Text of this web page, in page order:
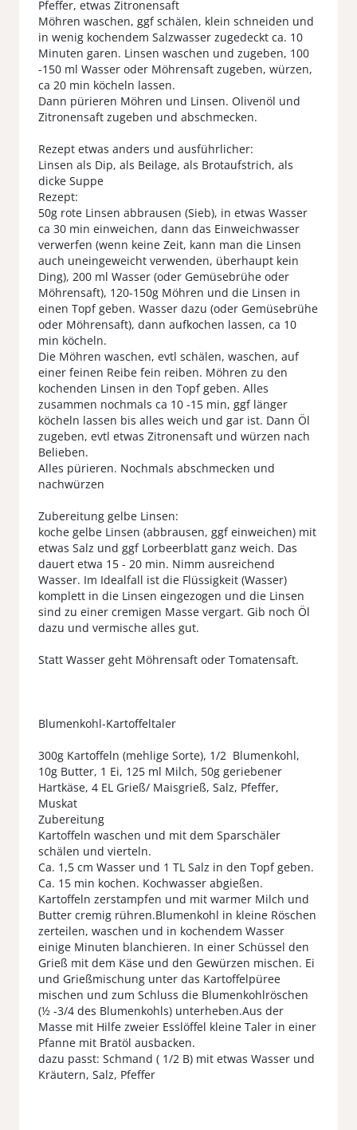
Pfeffer, etwas Zitronensaft
Möhren waschen, ggf schälen, klein schneiden und
in wenig kochendem Salzwasser zugedeckt ca. 10
Minuten garen. Linsen waschen und zugeben, 100
-150 ml Wasser oder Möhrensaft zugeben, würzen,
ca 20 min köcheln lassen.
Dann pürieren Möhren und Linsen. Olivenöl und
Zitronensaft zugeben und abschmecken.
Rezept etwas anders und ausführlicher:
Linsen als Dip, als Beilage, als Brotaufstrich, als
dicke Suppe
Rezept:
50g rote Linsen abbrausen (Sieb), in etwas Wasser
ca 30 min einweichen, dann das Einweichwasser
verwerfen (wenn keine Zeit, kann man die Linsen
auch uneingeweicht verwenden, überhaupt kein
Ding), 200 ml Wasser (oder Gemüsebrühe oder
Möhrensaft), 120-150g Möhren und die Linsen in
einen Topf geben. Wasser dazu (oder Gemüsebrühe
oder Möhrensaft), dann aufkochen lassen, ca 10
min köcheln.
Die Möhren waschen, evtl schälen, waschen, auf
einer feinen Reibe fein reiben. Möhren zu den
kochenden Linsen in den Topf geben. Alles
zusammen nochmals ca 10 -15 min, ggf länger
köcheln lassen bis alles weich und gar ist. Dann Öl
zugeben, evtl etwas Zitronensaft und würzen nach
Belieben.
Alles pürieren. Nochmals abschmecken und
nachwürzen
Zubereitung gelbe Linsen:
koche gelbe Linsen (abbrausen, ggf einweichen) mit
etwas Salz und ggf Lorbeerblatt ganz weich. Das
dauert etwa 15 - 20 min. Nimm ausreichend
Wasser. Im Idealfall ist die Flüssigkeit (Wasser)
komplett in die Linsen eingezogen und die Linsen
sind zu einer cremigen Masse vergart. Gib noch Öl
dazu und vermische alles gut.
Statt Wasser geht Möhrensaft oder Tomatensaft.
Blumenkohl-Kartoffeltaler
300g Kartoffeln (mehlige Sorte), 1/2 Blumenkohl,
10g Butter, 1 Ei, 125 ml Milch, 50g geriebener
Hartkäse, 4 EL Grieß/ Maisgrieß, Salz, Pfeffer,
Muskat
Zubereitung
Kartoffeln waschen und mit dem Sparschäler
schälen und vierteln.
Ca. 1,5 cm Wasser und 1 TL Salz in den Topf geben.
Ca. 15 min kochen. Kochwasser abgießen.
Kartoffeln zerstampfen und mit warmer Milch und
Butter cremig rühren.Blumenkohl in kleine Röschen
zerteilen, waschen und in kochendem Wasser
einige Minuten blanchieren. In einer Schüssel den
Grieß mit dem Käse und den Gewürzen mischen. Ei
und Grießmischung unter das Kartoffelpüree
mischen und zum Schluss die Blumenkohlröschen
(½ -3/4 des Blumenkohls) unterheben.Aus der
Masse mit Hilfe zweier Esslöffel kleine Taler in einer
Pfanne mit Bratöl ausbacken.
dazu passt: Schmand ( 1/2 B) mit etwas Wasser und
Kräutern, Salz, Pfeffer